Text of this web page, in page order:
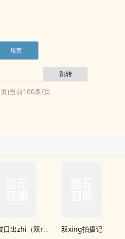
尾页
页)当前100条/页
每天被日出zhi（双rou合集） 双xing拍摄记